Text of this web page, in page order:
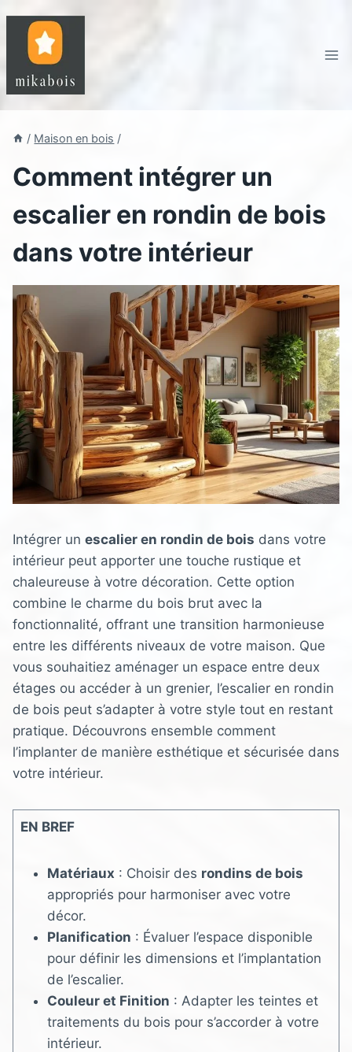
contenu
/ Maison en bois /
Comment intégrer un
escalier en rondin de bois
dans votre intérieur
Intégrer un escalier en rondin de bois dans votre
intérieur peut apporter une touche rustique et
chaleureuse à votre décoration. Cette option
combine le charme du bois brut avec la
fonctionnalité, offrant une transition harmonieuse
entre les différents niveaux de votre maison. Que
vous souhaitiez aménager un espace entre deux
étages ou accéder à un grenier, l’escalier en rondin
de bois peut s’adapter à votre style tout en restant
pratique. Découvrons ensemble comment
l’implanter de manière esthétique et sécurisée dans
votre intérieur.
EN BREF
Matériaux : Choisir des rondins de bois
appropriés pour harmoniser avec votre
décor.
Planification : Évaluer l’espace disponible
pour définir les dimensions et l’implantation
de l’escalier.
Couleur et Finition : Adapter les teintes et
traitements du bois pour s’accorder à votre
intérieur.